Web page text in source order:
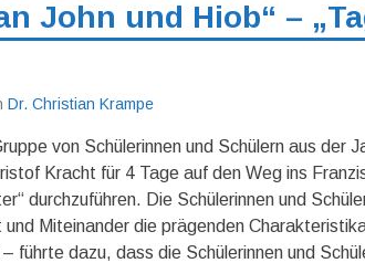
John und Hiob“ –
Dr. Christian Krampe
von Schülerinnen und Schülern aus der
Kracht für 4 Tage auf den Weg ins
durchzuführen. Die Schülerinnen und
Miteinander die prägenden
führte dazu, dass die Schülerinnen und